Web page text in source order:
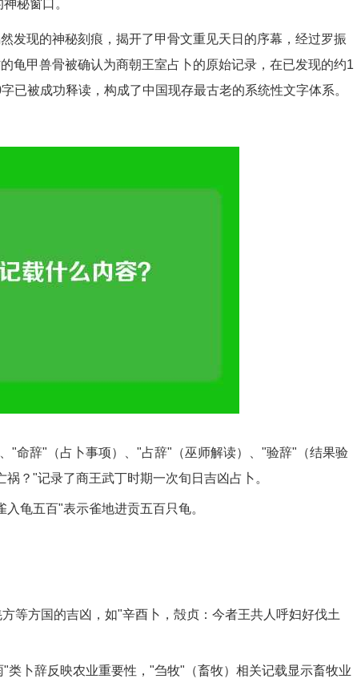
秘窗口。
发现的神秘刻痕，揭开了甲骨文重见天日的序幕，经过罗振
龟甲兽骨被确认为商朝王室占卜的原始记录，在已发现的约1
已被成功释读，构成了中国现存最古老的系统性文字体系。
"命辞"（占卜事项）、"占辞"（巫师解读）、"验辞"（结果验
？"记录了商王武丁时期一次旬日吉凶占卜。
龟五百"表示雀地进贡五百只龟。
等方国的吉凶，如"辛酉卜，殻贞：今者王共人呼妇好伐土
"类卜辞反映农业重要性，"刍牧"（畜牧）相关记载显示畜牧业